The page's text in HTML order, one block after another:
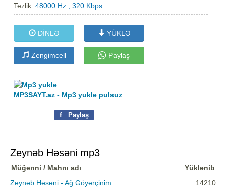
Tezlik:48000 Hz , 320 Kbps
DİNLƏ YÜKLƏ
Zengimcell Paylaş
MP3SAYT.az - Mp3 yukle pulsuz
f Paylaş
Zeynəb Həsəni mp3
Müğənni / Mahnı adı
Yüklənib
Zeynəb Həsəni - Ağ Göyərçinim
14210